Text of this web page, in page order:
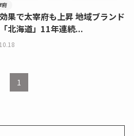
府
果で太宰府も上昇 地域ブランド
北海道」11年連続...
1